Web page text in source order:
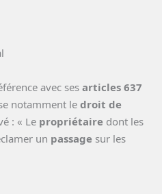
avec ses articles 637
notamment le droit de
: « Le propriétaire dont les
un passage sur les